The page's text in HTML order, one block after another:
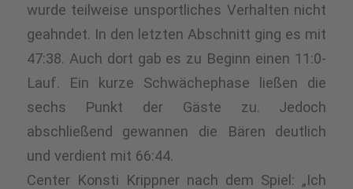
wurde teilweise unsportliches Verhalten nicht
geahndet. In den letzten Abschnitt ging es mit
47:38. Auch dort gab es zu Beginn einen 11:0-
Lauf. Ein kurze Schwächephase ließen die
sechs Punkt der Gäste zu. Jedoch
abschließend gewannen die Bären deutlich
und verdient mit 66:44.
Center Konsti Krippner nach dem Spiel: „Ich